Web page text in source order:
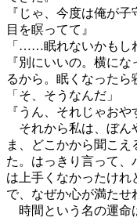
『じゃ、今度は俺が
目を瞑ってて』
「……眠れないかもし
『別にいいの。横に
るから。眠くなったら
「そ、そうなんだ」
『うん、それじゃおや
それから私は、ぼん
ま、どこかから聞こ
た。はっきり言って、
は上手くなかったけ
で、なぜか心が満たせ
時間という名の運命